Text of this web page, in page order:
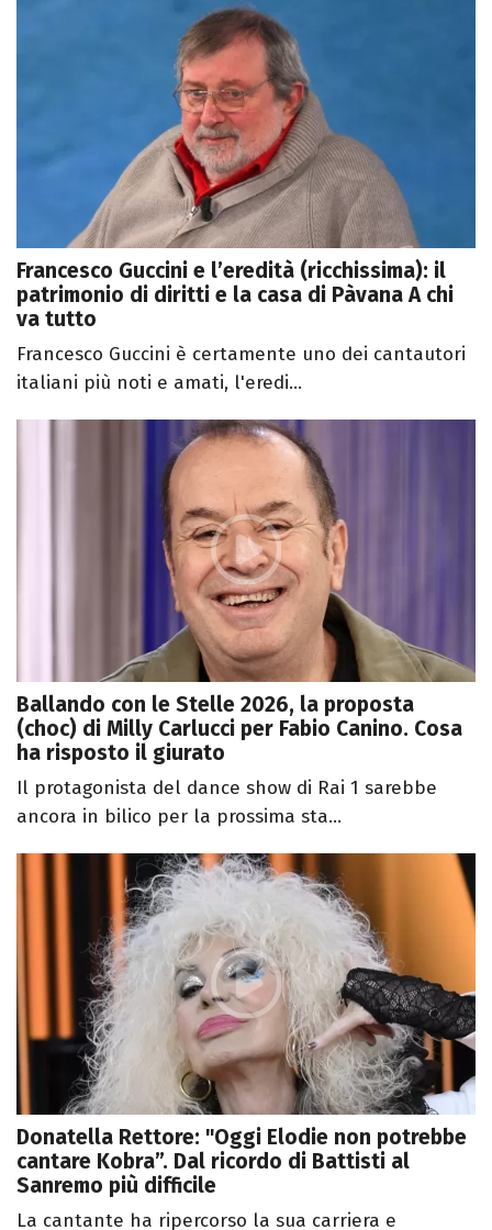
Francesco Guccini e l’eredità (ricchissima): il
patrimonio di diritti e la casa di Pàvana A chi
va tutto
Francesco Guccini è certamente uno dei cantautori
italiani più noti e amati, l'eredi...
Ballando con le Stelle 2026, la proposta
(choc) di Milly Carlucci per Fabio Canino. Cosa
ha risposto il giurato
Il protagonista del dance show di Rai 1 sarebbe
ancora in bilico per la prossima sta...
Donatella Rettore: "Oggi Elodie non potrebbe
cantare Kobra”. Dal ricordo di Battisti al
Sanremo più difficile
La cantante ha ripercorso la sua carriera e